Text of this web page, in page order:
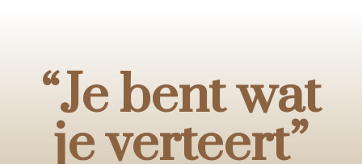
“Je bent wat
je verteert”